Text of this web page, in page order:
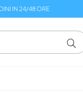
IN 24/48 ORE